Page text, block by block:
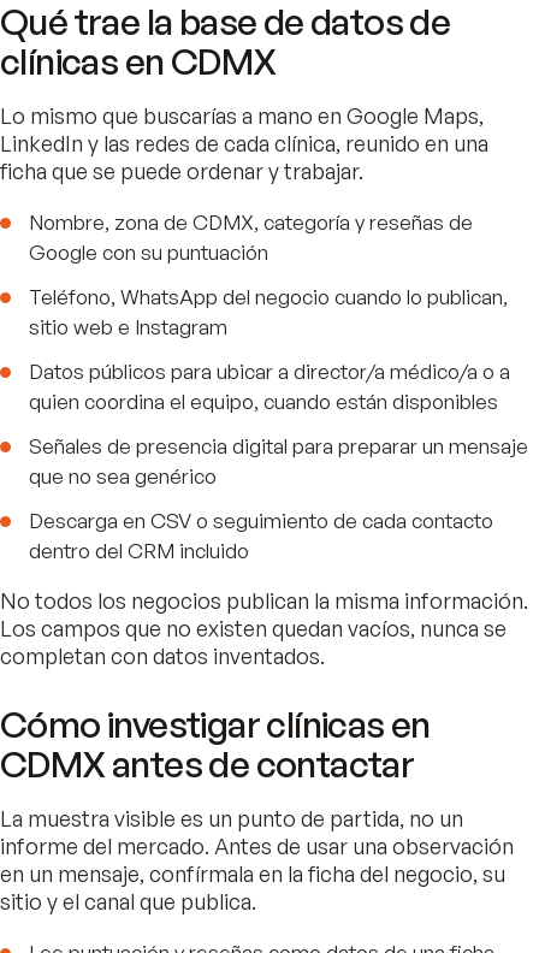
Qué trae la base de datos de
clínicas en CDMX
Lo mismo que buscarías a mano en Google Maps,
LinkedIn y las redes de cada clínica, reunido en una
ficha que se puede ordenar y trabajar.
Nombre, zona de CDMX, categoría y reseñas de
Google con su puntuación
Teléfono, WhatsApp del negocio cuando lo publican,
sitio web e Instagram
Datos públicos para ubicar a director/a médico/a o a
quien coordina el equipo, cuando están disponibles
Señales de presencia digital para preparar un mensaje
que no sea genérico
Descarga en CSV o seguimiento de cada contacto
dentro del CRM incluido
No todos los negocios publican la misma información.
Los campos que no existen quedan vacíos, nunca se
completan con datos inventados.
Cómo investigar clínicas en
CDMX antes de contactar
La muestra visible es un punto de partida, no un
informe del mercado. Antes de usar una observación
en un mensaje, confírmala en la ficha del negocio, su
sitio y el canal que publica.